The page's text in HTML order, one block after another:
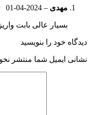
مهدی –
2024-04-01
بسیار عالی بابت
دیدگاه خود را بنویسید
نشانی ایمیل شما منتشر